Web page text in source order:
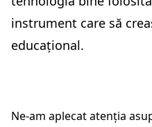
instrument care să
educațional.
Ne-am aplecat atenția